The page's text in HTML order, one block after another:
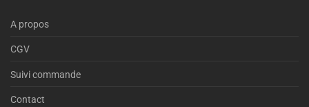
A propos
CGV
Suivi commande
Contact